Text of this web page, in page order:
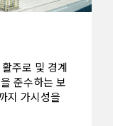
주로 및 경계
준수하는 보
지 가시성을